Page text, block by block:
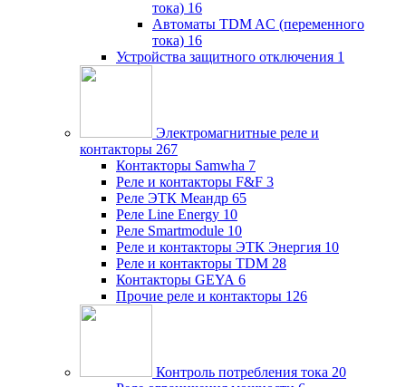
тока) 16
Автоматы TDM AC (переменного
тока) 16
Устройства защитного отключения 1
Электромагнитные реле и
контакторы 267
Контакторы Samwha 7
Реле и контакторы F&F 3
Реле ЭТК Меандр 65
Реле Line Energy 10
Реле Smartmodule 10
Реле и контакторы ЭТК Энергия 10
Реле и контакторы TDM 28
Контакторы GEYA 6
Прочие реле и контакторы 126
Контроль потребления тока 20